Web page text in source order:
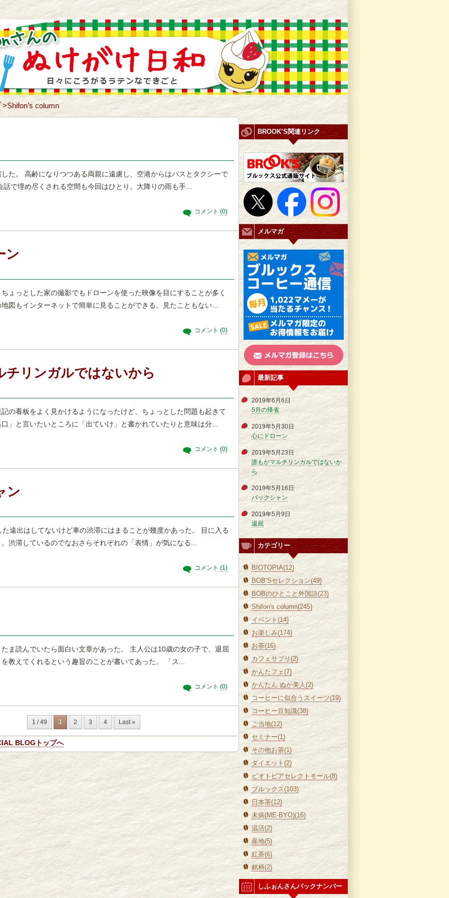
>Shifon’s column
た。 高齢になりつつある両親に遠慮し、空港からはバスとタクシーで
で埋め尽くされる空間も今回はひとり。大降りの雨も手...
コメント (0)
ン
ょっとした家の撮影でもドローンを使った映像を目にすることが多く
図もインターネットで簡単に見ることができる。見たこともない...
コメント (0)
チリンガルではないから
の看板をよく見かけるようになったけど、ちょっとした問題も起きて
」と言いたいところに「出ていけ」と書かれていたりと意味は分...
コメント (0)
ン
遠出はしてないけど車の渋滞にはまることが幾度かあった。 目に入る
渋滞しているのでなおさらそれぞれの「表情」が気になる...
コメント (1)
ま読んでいたら面白い文章があった。 主人公は10歳の女の子で、退屈
教えてくれるという趣旨のことが書いてあった。 「ス...
コメント (0)
1 / 49 1 2 3 4 Last »
BLOGトップへ
BROOK’S関連リンク
メルマガ
最新記事
2019年6月6日
5月の帰省
2019年5月30日
心にドローン
2019年5月23日
誰もがマルチリンガルではないか
ら
2019年5月16日
バックシャン
2019年5月9日
退屈
カテゴリー
BIOTOPIA(12)
BOB’Sセレクション(49)
BOBのひとこと外国語(23)
Shifon's column(245)
イベント(14)
お楽しみ(174)
お茶(16)
カフェサプリ(2)
かんたフェ(7)
かんたん ぬか美人(2)
コーヒーに似合うスイーツ(19)
コーヒー豆知識(38)
ご当地(12)
セミナー(1)
その他お茶(1)
ダイエット(2)
ビオトピアセレクトモール(8)
ブルックス(103)
日本茶(12)
未病(ME-BYO)(16)
温活(2)
産地(5)
紅茶(6)
銘柄(2)
しふぉんさんバックナンバー